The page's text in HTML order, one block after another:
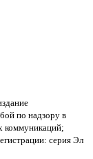
по надзору в
коммуникаций;
серия Эл